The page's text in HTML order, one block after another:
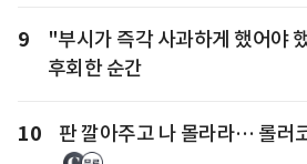
9
"부시가 즉각 사과하게 했어야
후회한 순간
10 판 깔아주고 나 몰라라… 롤러